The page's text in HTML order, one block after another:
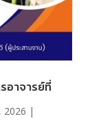
อาจารย์ที่
2026 |